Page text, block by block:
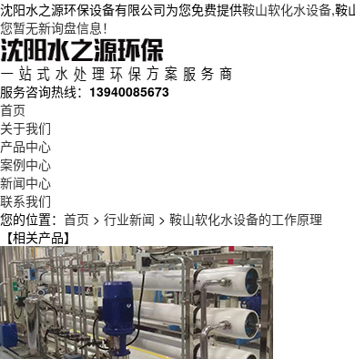
沈阳水之源环保设备有限公司为您免费提供鞍山软化水设备,鞍
您暂无新询盘信息！
服务咨询热线： 13940085673
首页
关于我们
产品中心
案例中心
新闻中心
联系我们
您的位置： 首页 > 行业新闻 > 鞍山软化水设备的工作原理
【相关产品】